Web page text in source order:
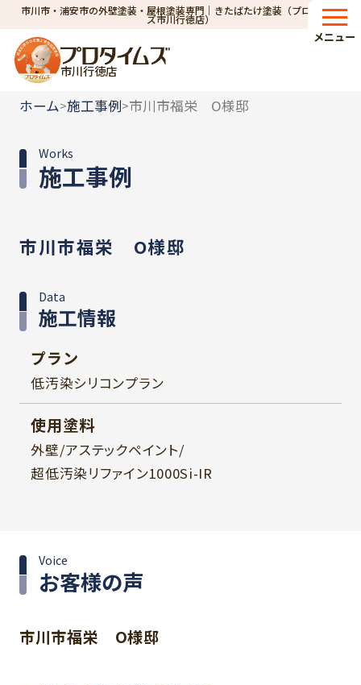
市川市・浦安市の外壁塗装・屋根塗装専門｜きたばたけ塗装（プロタイム
ズ市川行徳店）
市川行徳店
メニュー
ホーム>施工事例>市川市福栄 O様邸
施工事例
Works
市川市福栄 O様邸
施工情報
Data
プラン
低汚染シリコンプラン
使用塗料
外壁/アステックペイント/
超低汚染リファイン1000Si-IR
お客様の声
Voice
市川市福栄 O様邸